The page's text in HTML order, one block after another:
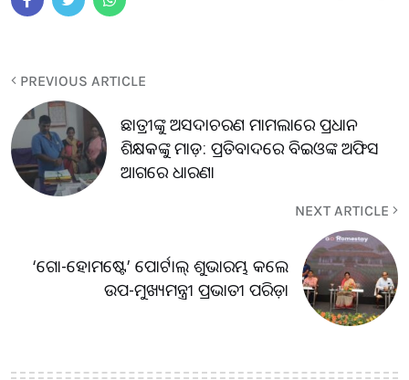
PREVIOUS ARTICLE
ଛାତ୍ରୀଙ୍କୁ ଅସଦାଚରଣ ମାମଲାରେ ପ୍ରଧାନ
ଶିକ୍ଷକଙ୍କୁ ମାଡ଼: ପ୍ରତିବାଦରେ ବିଇଓଙ୍କ ଅଫିସ
ଆଗରେ ଧାରଣା
NEXT ARTICLE
‘ଗୋ-ହୋମଷ୍ଟେ’ ପୋର୍ଟାଲ୍ ଶୁଭାରମ୍ଭ କଲେ
ଉପ-ମୁଖ୍ୟମନ୍ତ୍ରୀ ପ୍ରଭାତୀ ପରିଡ଼ା